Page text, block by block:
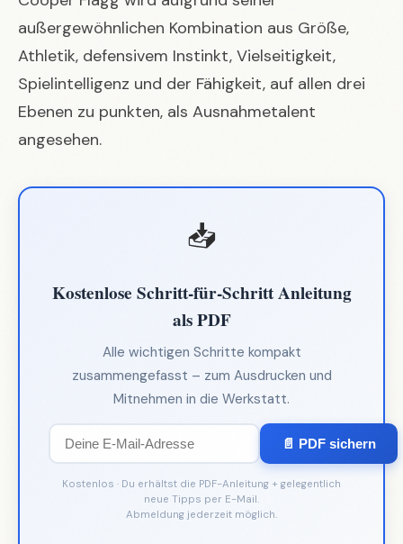
außergewöhnlichen Kombination aus Größe,
Athletik, defensivem Instinkt, Vielseitigkeit,
Spielintelligenz und der Fähigkeit, auf allen drei
Ebenen zu punkten, als Ausnahmetalent
angesehen.
📥
Kostenlose Schritt-für-Schritt Anleitung
als PDF
Alle wichtigen Schritte kompakt
zusammengefasst – zum Ausdrucken und
Mitnehmen in die Werkstatt.
📄 PDF sichern
Kostenlos · Du erhältst die PDF-Anleitung + gelegentlich
neue Tipps per E-Mail.
Abmeldung jederzeit möglich.